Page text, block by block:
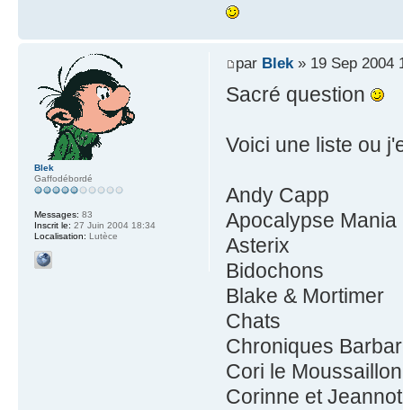
par Blek» 19 Sep 2004
Sacré question
Voici une liste ou
Andy Capp
Apocalypse Mania
Asterix
Bidochons
Blake & Mortimer
Chats
Chroniques
Cori le Moussaillon
Corinne et Jeannot
Blek
Gaffodébordé
Messages: 83
Inscrit le: 27 Juin 2004 18:34
Localisation: Lutèce